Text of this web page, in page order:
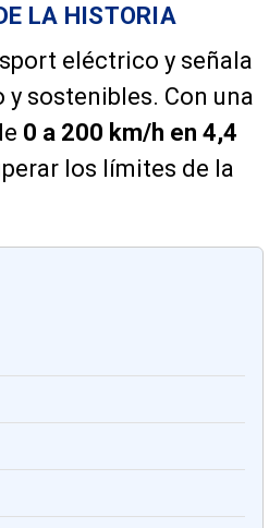
LA HISTORIA
eléctrico y señala
sostenibles. Con una
0 a 200 km/h en 4,4
los límites de la